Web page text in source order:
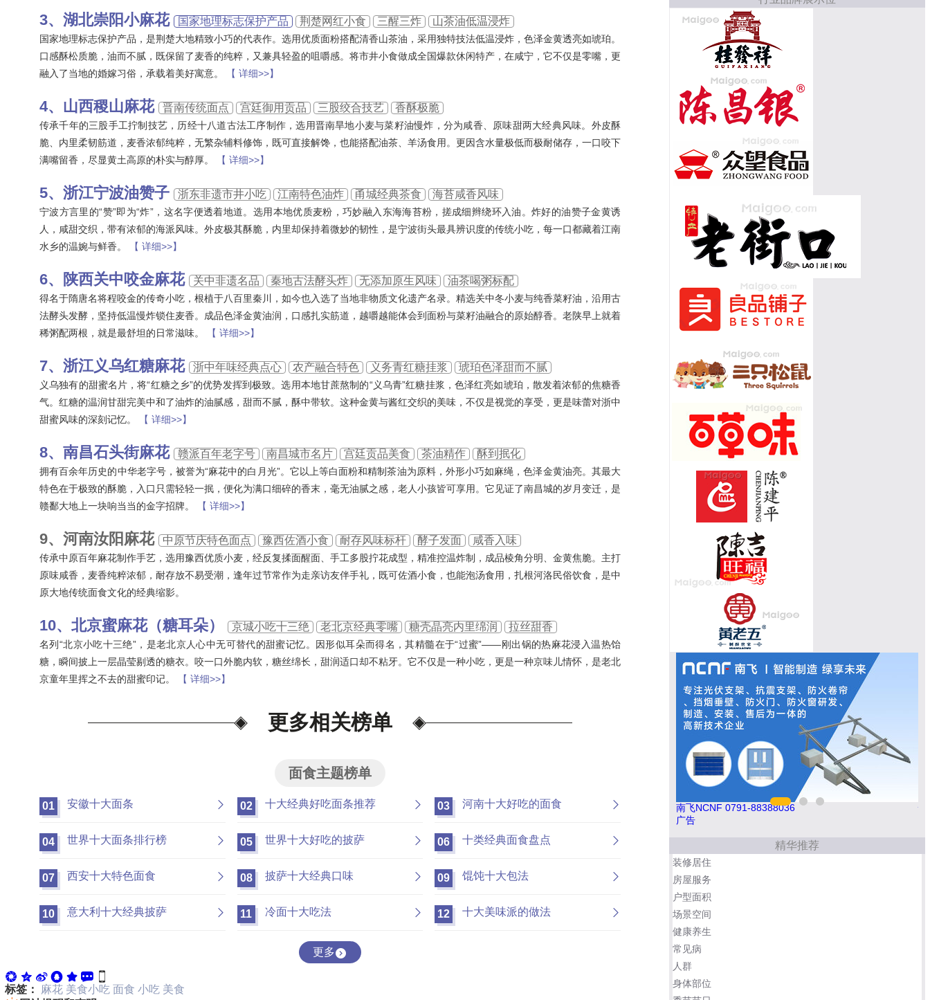
‌湖北崇阳小麻花 国家地理标志保护产品 荆楚网红小食 三醒三炸 山茶油低温浸炸
国家地理标志保护产品，是荆楚大地精致小巧的代表作。选用优质面粉搭配清香山茶油，采用独特技法低温浸炸，色泽金黄透亮如琥珀。
口感酥松质脆，油而不腻，既保留了麦香的纯粹，又兼具轻盈的咀嚼感。将市井小食做成全国爆款休闲特产，在咸宁，它不仅是零嘴，更
融入了当地的婚嫁习俗，承载着美好寓意。
【 详细>>】
山西稷山麻花 晋南传统面点 宫廷御用贡品 三股绞合技艺 香酥极脆
传承千年的三股手工拧制技艺，历经十八道古法工序制作，选用晋南旱地小麦与菜籽油慢炸，分为咸香、原味甜两大经典风味。外皮酥
脆、内里柔韧筋道，麦香浓郁纯粹，无繁杂辅料修饰，既可直接解馋，也能搭配油茶、羊汤食用。更因含水量极低而极耐储存，一口咬下
满嘴留香，尽显黄土高原的朴实与醇厚。
【 详细>>】
‌浙江宁波油赞子 浙东非遗市井小吃 江南特色油炸 甬城经典茶食 海苔咸香风味
宁波方言里的“赞”即为“炸”，这名字便透着地道。选用本地优质麦粉，巧妙融入东海海苔粉，搓成细辫绕环入油。炸好的油赞子金黄诱
人，咸甜交织，带有浓郁的海派风味。外皮极其酥脆，内里却保持着微妙的韧性，是宁波街头最具辨识度的传统小吃，每一口都藏着江南
水乡的温婉与鲜香。
【 详细>>】
‌陕西关中咬金麻花 关中非遗名品 秦地古法酵头炸 无添加原生风味 油茶喝粥标配
得名于隋唐名将程咬金的传奇小吃，根植于八百里秦川，如今也入选了当地非物质文化遗产名录。精选关中冬小麦与纯香菜籽油，沿用古
法酵头发酵，坚持低温慢炸锁住麦香。成品色泽金黄油润，口感扎实筋道，越嚼越能体会到面粉与菜籽油融合的原始醇香。老陕早上就着
稀粥配两根，就是最舒坦的日常滋味。
【 详细>>】
浙江义乌红糖麻花 浙中年味经典点心 农产融合特色 义务青红糖挂浆 琥珀色泽甜而不腻
义乌独有的甜蜜名片，将“红糖之乡”的优势发挥到极致。选用本地甘蔗熬制的“义乌青”红糖挂浆，色泽红亮如琥珀，散发着浓郁的焦糖香
气。红糖的温润甘甜完美中和了油炸的油腻感，甜而不腻，酥中带软。这种金黄与酱红交织的美味，不仅是视觉的享受，更是味蕾对浙中
甜蜜风味的深刻记忆。
【 详细>>】
南昌石头街麻花 赣派百年老字号 南昌城市名片 宫廷贡品美食 茶油精作 酥到抿化
拥有百余年历史的中华老字号，被誉为“麻花中的白月光”。它以上等白面粉和精制茶油为原料，外形小巧如麻绳，色泽金黄油亮。其最大
特色在于极致的酥脆，入口只需轻轻一抿，便化为满口细碎的香末，毫无油腻之感，老人小孩皆可享用。它见证了南昌城的岁月变迁，是
赣鄱大地上一块响当当的金字招牌。
【 详细>>】
河南汝阳麻花 中原节庆特色面点 豫西佐酒小食 耐存风味标杆 酵子发面 咸香入味
传承中原百年麻花制作手艺，选用豫西优质小麦，经反复揉面醒面、手工多股拧花成型，精准控温炸制，成品棱角分明、金黄焦脆。主打
原味咸香，麦香纯粹浓郁，耐存放不易受潮，逢年过节常作为走亲访友伴手礼，既可佐酒小食，也能泡汤食用，扎根河洛民俗饮食，是中
原大地传统面食文化的经典缩影。
北京蜜麻花（糖耳朵） 京城小吃十三绝 老北京经典零嘴 糖壳晶亮内里绵润 拉丝甜香
名列“北京小吃十三绝”，是老北京人心中无可替代的甜蜜记忆。因形似耳朵而得名，其精髓在于“过蜜”——刚出锅的热麻花浸入温热饴
糖，瞬间披上一层晶莹剔透的糖衣。咬一口外脆内软，糖丝绵长，甜润适口却不粘牙。它不仅是一种小吃，更是一种京味儿情怀，是老北
京童年里挥之不去的甜蜜印记。
【 详细>>】
更多相关榜单
面食主题榜单
01 安徽十大面条 02 十大经典好吃面条推荐 03 河南十大好吃的面食
04 世界十大面条排行榜 05 世界十大好吃的披萨 06 十类经典面食盘点
07 西安十大特色面食 08 披萨十大经典口味 09 馄饨十大包法
10 意大利十大经典披萨 11 冷面十大吃法 12 十大美味派的做法
更多
标签： 麻花 美食小吃 面食 小吃 美食
南飞NCNF 0791-88388036 悍马HORSE 400-012-6012
广告
精华推荐
装修居住
房屋服务
户型面积
场景空间
健康养生
常见病
人群
身体部位